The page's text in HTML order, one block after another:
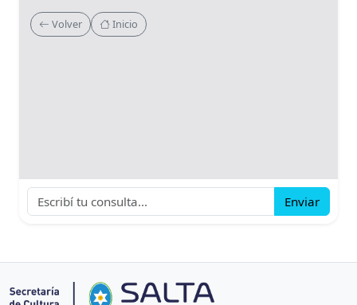
Volver Inicio
Enviar